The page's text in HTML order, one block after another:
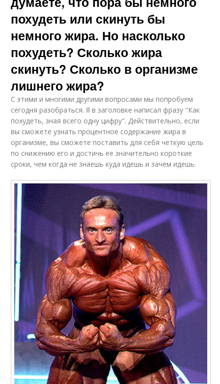
похудеть или скинуть бы
немного жира. Но насколько
похудеть? Сколько жира
скинуть? Сколько в организме
лишнего жира?
С этими и многими другими вопросами мы попробуем
сегодня разобраться. Я в заголовке написал фразу "Как
похудеть, зная всего одну цифру". Действительно, если
вы сможете узнать процентное содержание жира в
организме, вы сможете поставить для себя четкую цель
по снижению его и достичь ее значительно короткие
сроки, чем когда не знаешь куда идешь и зачем идешь.